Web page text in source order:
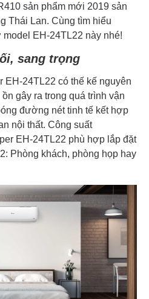
sản phẩm mới 2019 sản
Thái Lan. Cùng tìm hiểu
EH-24TL22 này nhé!
sang trọng
EH-24TL22 có thế kế nguyên
gây ra trong quá trình vận
đường nét tinh tế kết hợp
nội thất. Công suất
EH-24TL22 phù hợp lắp đặt
Phòng khách, phòng họp hay